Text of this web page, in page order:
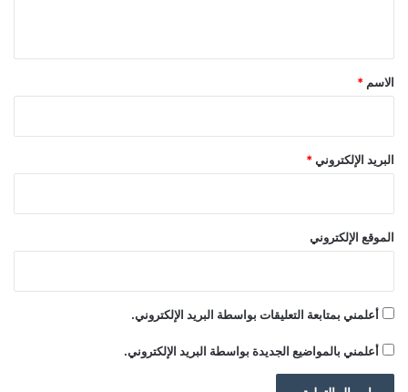
*
الاسم *
البريد الإلكتروني*
الموقع الإلكتروني
أعلمني بمتابعة التعليقات بواسطة البريد الإلكتروني.
أعلمني بالمواضيع الجديدة بواسطة البريد الإلكتروني.